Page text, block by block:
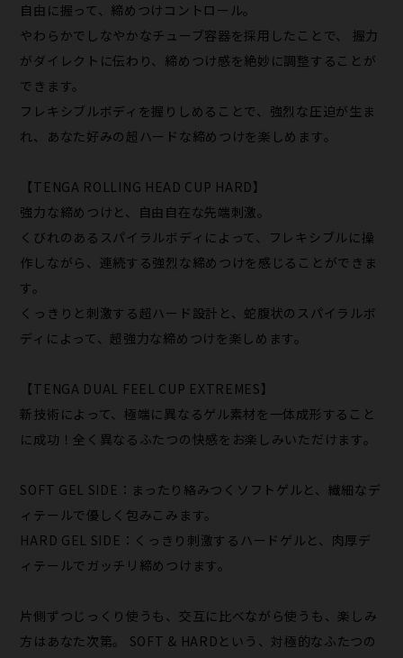
自由に握って、締めつけコントロール。
やわらかでしなやかなチューブ容器を採用したことで、 握力
がダイレクトに伝わり、締めつけ感を絶妙に調整することが
できます。
フレキシブルボディを握りしめることで、強烈な圧迫が生ま
れ、あなた好みの超ハードな締めつけを楽しめます。
【TENGA ROLLING HEAD CUP HARD】
強力な締めつけと、自由自在な先端刺激。
くびれのあるスパイラルボディによって、フレキシブルに操
作しながら、連続する強烈な締めつけを感じることができま
す。
くっきりと刺激する超ハード設計と、蛇腹状のスパイラルボ
ディによって、超強力な締めつけを楽しめます。
【TENGA DUAL FEEL CUP EXTREMES】
新技術によって、極端に異なるゲル素材を一体成形すること
に成功！全く異なるふたつの快感をお楽しみいただけます。
SOFT GEL SIDE：まったり絡みつくソフトゲルと、繊細なデ
ィテールで優しく包みこみます。
HARD GEL SIDE：くっきり刺激するハードゲルと、肉厚デ
ィテールでガッチリ締めつけます。
片側ずつじっくり使うも、交互に比べながら使うも、楽しみ
方はあなた次第。 SOFT & HARDという、対極的なふたつの